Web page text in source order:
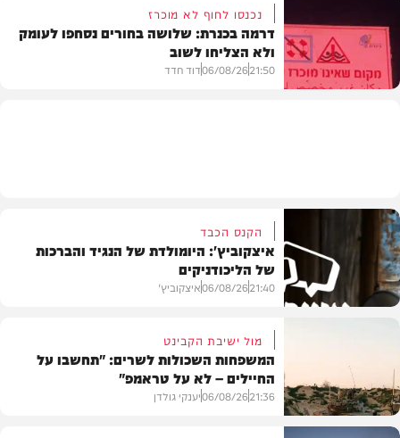
בעולם
נכנסו לחוף לא מוכרז
דרמה בכנרת: שלושה בחורים נסחפו לעומק
ולא הצליחו לשוב
21:50
06/08/26דוד חדד
חדשות
הקנס הכבד
איצקוביץ': היומולדת של הנגיד והברכות
של הליכודניקים
21:40
06/08/26איצקוביץ'
מול ישיבת הקבינט
המשפחות השכולות לשרים: "תחשבו על
החיילים – לא על טראמפ"
21:36
06/08/26יענקי גולדן